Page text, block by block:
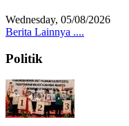
Wednesday, 05/08/2026
Berita Lainnya ....
Politik